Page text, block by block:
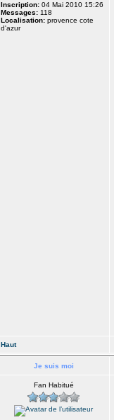
Inscription: 04 Mai 2010 15:26
Messages: 118
Localisation: provence cote
d'azur
Haut
Je suis moi
Fan Habitué